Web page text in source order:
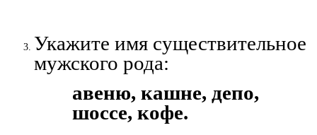
Укажите имя существительное
мужского рода:
авеню, кашне, депо,
шоссе, кофе.